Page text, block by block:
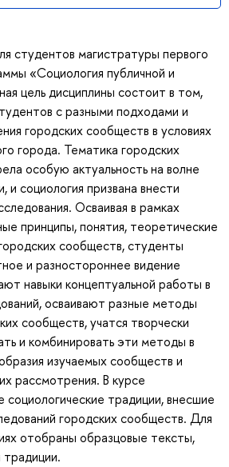
студентов магистратуры первого
«Социология публичной и
цель дисциплины состоит в том,
с разными подходами и
городских сообществ в условиях
города. Тематика городских
особую актуальность на волне
и социология призвана внести
Осваивая в рамках
принципы, понятия, теоретические
сообществ, студенты
и разностороннее видение
навыки концептуальной работы в
осваивают разные методы
сообществ, учатся творчески
и комбинировать эти методы в
изучаемых сообществ и
рассмотрения. В курсе
традиции, внесшие
городских сообществ. Для
отобраны образцовые тексты,